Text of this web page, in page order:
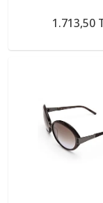
1.713,50